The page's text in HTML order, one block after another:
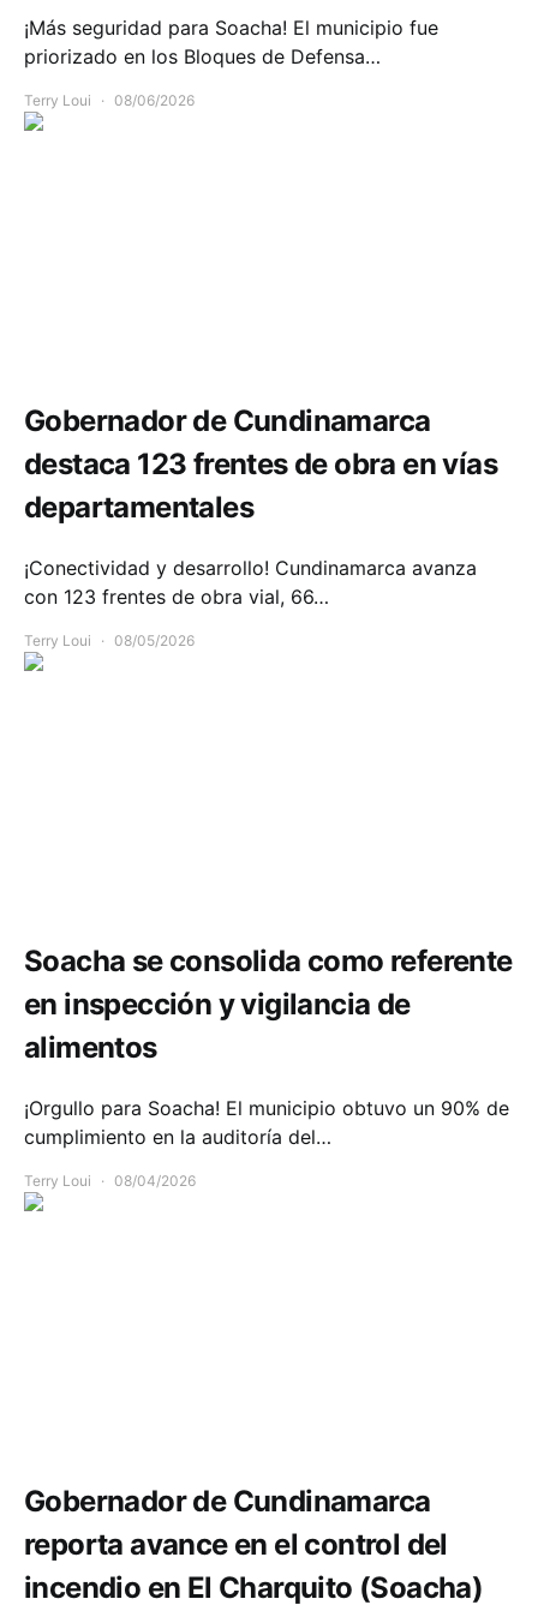
¡Más seguridad para Soacha! El municipio fue
priorizado en los Bloques de Defensa…
Terry Loui 08/06/2026
Gobernador de Cundinamarca
destaca 123 frentes de obra en vías
departamentales
¡Conectividad y desarrollo! Cundinamarca avanza
con 123 frentes de obra vial, 66…
Terry Loui 08/05/2026
Soacha se consolida como referente
en inspección y vigilancia de
alimentos
¡Orgullo para Soacha! El municipio obtuvo un 90% de
cumplimiento en la auditoría del…
Terry Loui 08/04/2026
Gobernador de Cundinamarca
reporta avance en el control del
incendio en El Charquito (Soacha)